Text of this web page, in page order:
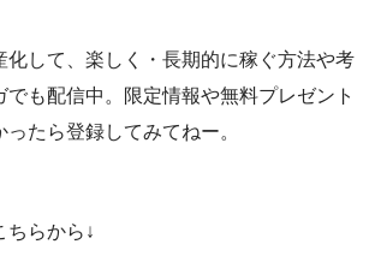
化して、楽しく・長期的に稼ぐ方法や考
でも配信中。限定情報や無料プレゼント
たら登録してみてねー。
ちらから↓